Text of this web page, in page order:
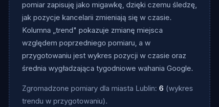
pomiar zapisuję jako migawkę, dzięki czemu śledzę,
jak pozycje kancelarii zmieniają się w czasie.
Kolumna „trend" pokazuje zmianę miejsca
względem poprzedniego pomiaru, a w
przygotowaniu jest wykres pozycji w czasie oraz
średnia wygładzająca tygodniowe wahania Google.
Zgromadzone pomiary dla miasta Lublin: 6 (wykres
trendu w przygotowaniu).